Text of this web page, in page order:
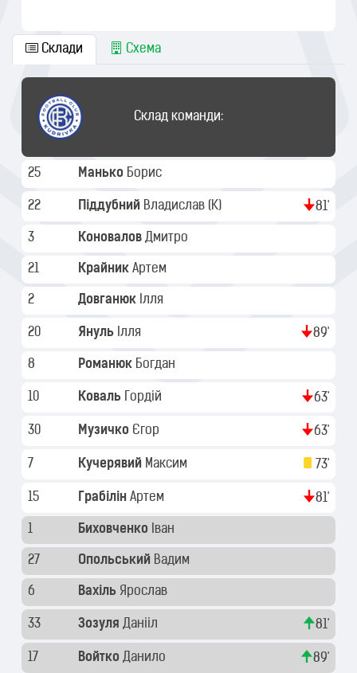
Склади Схема
Склад команди:
25 Манько Борис
22 Піддубний Владислав (K) 81'
3 Коновалов Дмитро
21 Крайник Артем
2 Довганюк Ілля
20 Януль Ілля 89'
8 Романюк Богдан
10 Коваль Гордій 63'
30 Музичко Єгор 63'
7 Кучерявий Максим 73'
15 Грабілін Артем 81'
1 Биховченко Іван
27 Опольський Вадим
6 Вахіль Ярослав
33 Зозуля Данііл 81'
17 Войтко Данило 89'